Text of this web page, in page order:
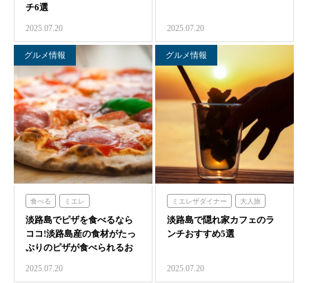
のじまスコーラ
農家レストラン「陽・燦燦」
シェフガーデン
クラフトサーカス
チ6選
2025.07.20 2025.07.20
グルメ情報
食べる ミエレ
クラフトサーカス
淡路島でピザを食べるなら
ココ!淡路島産の食材がたっ
ぷりのピザが食べられるお
2025.07.20
グルメ情報
ミエレザダイナー 大人旅
食べる 青海波
農家レストラン「陽・燦燦」
淡路島で隠れ家カフェのラ
ンチおすすめ5選
2025.07.20